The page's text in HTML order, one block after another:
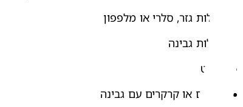
מקלות גזר, סלרי או מלפפון
מקלות גבינה
יוגורט
צנימים או קרקרים עם גבינה